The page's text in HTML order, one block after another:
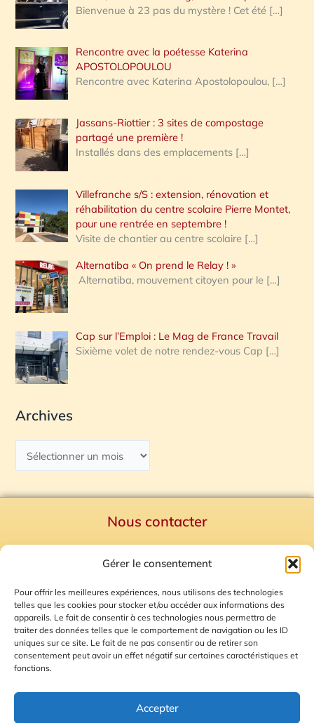
Gérer le consentement
Pour offrir les meilleures expériences, nous utilisons des technologies
telles que les cookies pour stocker et/ou accéder aux informations des
appareils. Le fait de consentir à ces technologies nous permettra de
traiter des données telles que le comportement de navigation ou les ID
uniques sur ce site. Le fait de ne pas consentir ou de retirer son
consentement peut avoir un effet négatif sur certaines caractéristiques et
fonctions.
Accepter
Bienvenue à 23 pas du mystère ! Cet été […]
Rencontre avec la poétesse Katerina
APOSTOLOPOULOU
Rencontre avec Katerina Apostolopoulou, […]
Jassans-Riottier : 3 sites de compostage
partagé une première !
Installés dans des emplacements […]
Villefranche s/S : extension, rénovation et
réhabilitation du centre scolaire Pierre Montet,
pour une rentrée en septembre !
Visite de chantier au centre scolaire […]
Alternatiba « On prend le Relay ! »
Alternatiba, mouvement citoyen pour le […]
Cap sur l’Emploi : Le Mag de France Travail
Sixième volet de notre rendez-vous Cap […]
Archives
Nous contacter
Mentions Légales
Plan du site
Gestion des Cookies